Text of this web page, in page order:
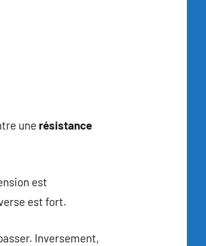
une résistance
est
est fort.
Inversement,